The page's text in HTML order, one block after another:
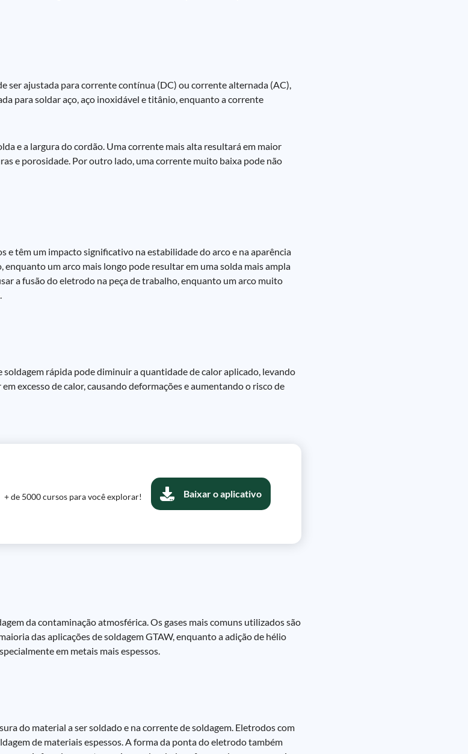
ser ajustada para corrente contínua (DC) ou corrente alternada (AC),
para soldar aço, aço inoxidável e titânio, enquanto a corrente
e a largura do cordão. Uma corrente mais alta resultará em maior
e porosidade. Por outro lado, uma corrente muito baixa pode não
têm um impacto significativo na estabilidade do arco e na aparência
um arco mais longo pode resultar em uma solda mais ampla
a fusão do eletrodo na peça de trabalho, enquanto um arco muito
rápida pode diminuir a quantidade de calor aplicado, levando
excesso de calor, causando deformações e aumentando o risco de
+ de 5000 cursos para você explorar! Baixar o aplicativo
da contaminação atmosférica. Os gases mais comuns utilizados são
das aplicações de soldagem GTAW, enquanto a adição de hélio
em metais mais espessos.
do material a ser soldado e na corrente de soldagem. Eletrodos com
de materiais espessos. A forma da ponta do eletrodo também